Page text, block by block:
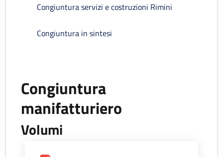
Congiuntura servizi e costruzioni Rimini
Congiuntura in sintesi
Congiuntura
manifatturiero
Volumi